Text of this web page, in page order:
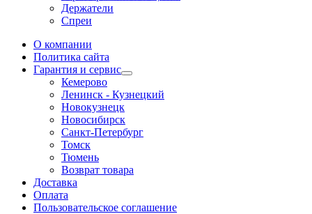
Держатели
Спреи
О компании
Политика сайта
Гарантия и сервис
Кемерово
Ленинск - Кузнецкий
Новокузнецк
Новосибирск
Санкт-Петербург
Томск
Тюмень
Возврат товара
Доставка
Оплата
Пользовательское соглашение